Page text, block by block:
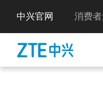
中兴官网 消费